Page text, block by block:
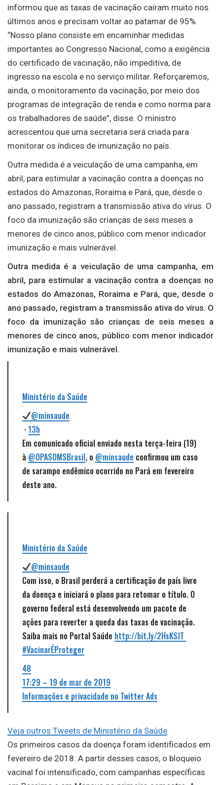
informou que as taxas de vacinação caíram muito nos
últimos anos e precisam voltar ao patamar de 95%.
“Nosso plano consiste em encaminhar medidas
importantes ao Congresso Nacional, como a exigência
do certificado de vacinação, não impeditiva, de
ingresso na escola e no serviço militar. Reforçaremos,
ainda, o monitoramento da vacinação, por meio dos
programas de integração de renda e como norma para
os trabalhadores de saúde”, disse. O ministro
acrescentou que uma secretaria será criada para
monitorar os índices de imunização no país.
Outra medida é a veiculação de uma campanha, em
abril, para estimular a vacinação contra a doenças no
estados do Amazonas, Roraima e Pará, que, desde o
ano passado, registram a transmissão ativa do vírus. O
foco da imunização são crianças de seis meses a
menores de cinco anos, público com menor indicador
imunização e mais vulnerável.
Outra medida é a veiculação de uma campanha, em
abril, para estimular a vacinação contra a doenças no
estados do Amazonas, Roraima e Pará, que, desde o
ano passado, registram a transmissão ativa do vírus. O
foco da imunização são crianças de seis meses a
menores de cinco anos, público com menor indicador
imunização e mais vulnerável.
Ministério da Saúde
@minsaude
· 13h
Em comunicado oficial enviado nesta terça-feira (19)
à @OPASOMSBrasil, o @minsaude confirmou um caso
de sarampo endêmico ocorrido no Pará em fevereiro
deste ano.
Ministério da Saúde
@minsaude
Com isso, o Brasil perderá a certificação de país livre
da doença e iniciará o plano para retomar o título. O
governo federal está desenvolvendo um pacote de
ações para reverter a queda das taxas de vacinação.
Saiba mais no Portal Saúde http://bit.ly/2HsKSJT
#VacinarÉProteger
48
17:29 – 19 de mar de 2019
Informações e privacidade no Twitter Ads
Veja outros Tweets de Ministério da Saúde
Os primeiros casos da doença foram identificados em
fevereiro de 2018. A partir desses casos, o bloqueio
vacinal foi intensificado, com campanhas específicas